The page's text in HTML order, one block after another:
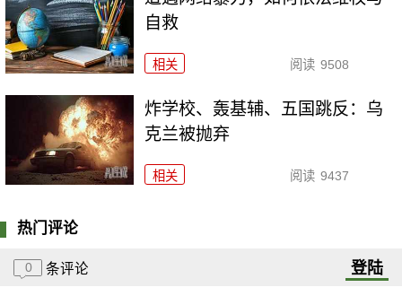
自救
相关 阅读 9508
炸学校、轰基辅、五国跳反：乌
克兰被抛弃
相关 阅读 9437
热门评论
0 条评论 登陆